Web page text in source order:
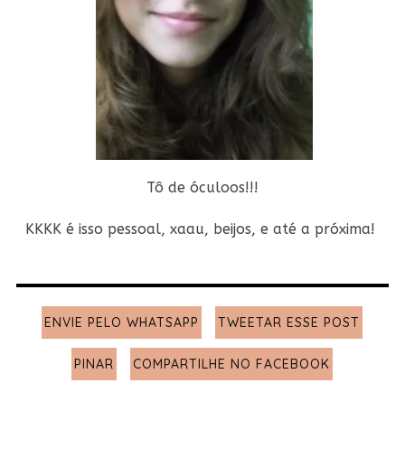
Tô de óculoos!!!
KKKK é isso pessoal, xaau, beijos, e até a próxima!
ENVIE PELO WHATSAPP TWEETAR ESSE POST
PINAR COMPARTILHE NO FACEBOOK